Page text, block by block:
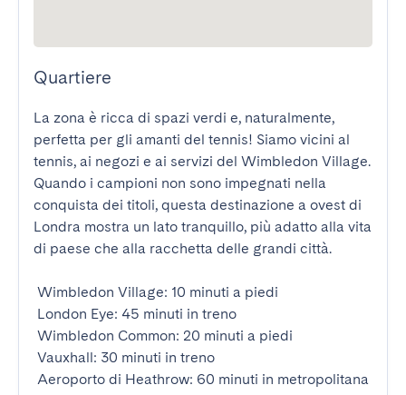
Quartiere
La zona è ricca di spazi verdi e, naturalmente,
perfetta per gli amanti del tennis! Siamo vicini al
tennis, ai negozi e ai servizi del Wimbledon Village.
Quando i campioni non sono impegnati nella
conquista dei titoli, questa destinazione a ovest di
Londra mostra un lato tranquillo, più adatto alla vita
di paese che alla racchetta delle grandi città.